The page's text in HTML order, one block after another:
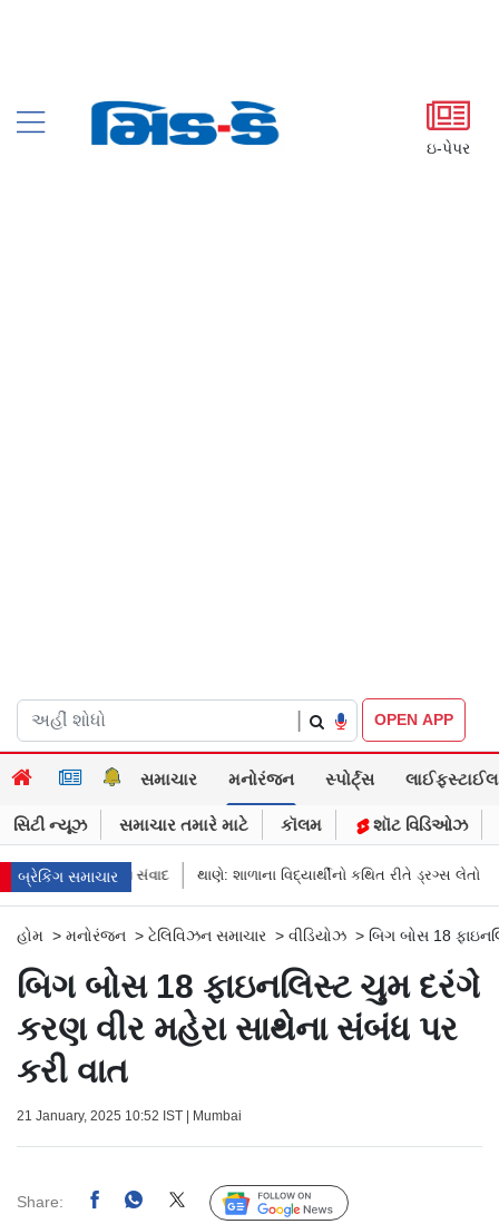
ઇ-પેપર
OPEN APP
સમાચાર મનોરંજન સ્પોર્ટ્સ લાઈફસ્ટાઈલ
સિટી ન્યૂઝ સમાચાર તમારે માટે કૉલમ શૉટ વિડિઓઝ
બ્રેકિંગ સમાચાર
રમુજી સંવાદ થાણે: શાળાના વિદ્યાર્થીનો કથિત રીતે ડ્રગ્સ લેતો વીડિયો
હોમ > મનોરંજન > ટેલિવિઝન સમાચાર > વીડિયોઝ > બિગ બોસ 18
બિગ બોસ 18 ફાઇનલિસ્ટ ચુમ દરંગે
કરણ વીર મહેરા સાથેના સંબંધ પર
કરી વાત
21 January, 2025 10:52 IST | Mumbai
Share: Follow Us